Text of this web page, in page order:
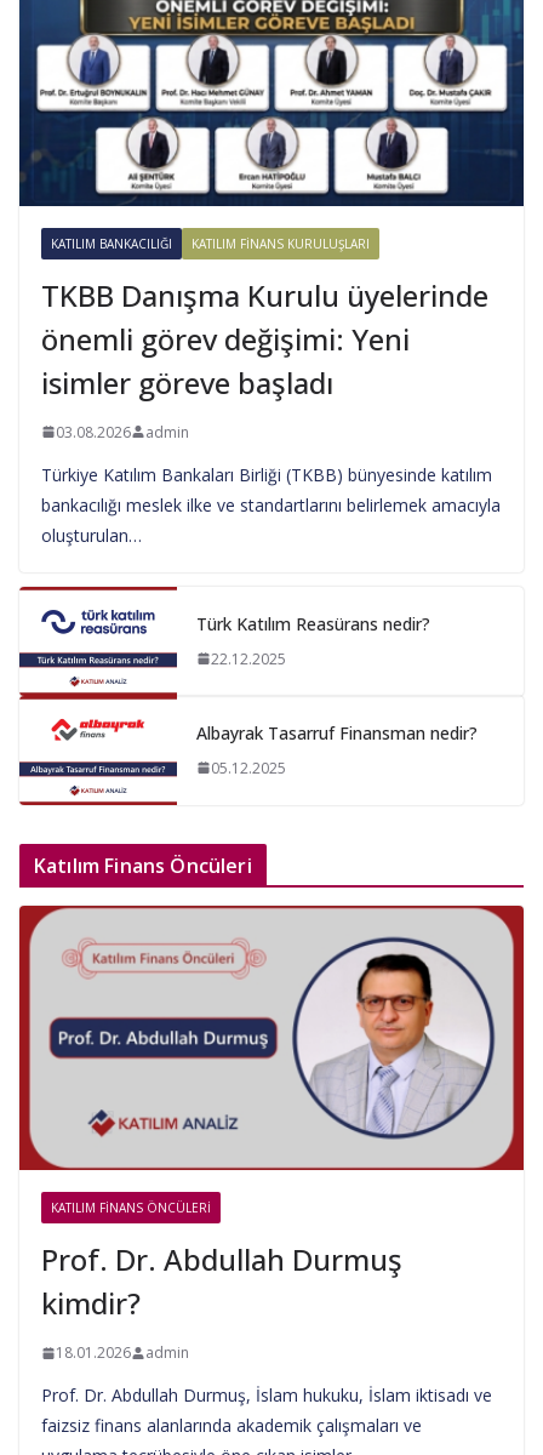
KATILIM BANKACILIĞI KATILIM FINANS KURULUŞLARI
TKBB Danışma Kurulu üyelerinde
önemli görev değişimi: Yeni
isimler göreve başladı
03.08.2026 admin
Türkiye Katılım Bankaları Birliği (TKBB) bünyesinde katılım
bankacılığı meslek ilke ve standartlarını belirlemek amacıyla
oluşturulan…
Türk Katılım Reasürans nedir?
22.12.2025
Albayrak Tasarruf Finansman nedir?
05.12.2025
Katılım Finans Öncüleri
KATILIM FINANS ÖNCÜLERI
Prof. Dr. Abdullah Durmuş
kimdir?
18.01.2026 admin
Prof. Dr. Abdullah Durmuş, İslam hukuku, İslam iktisadı ve
faizsiz finans alanlarında akademik çalışmaları ve